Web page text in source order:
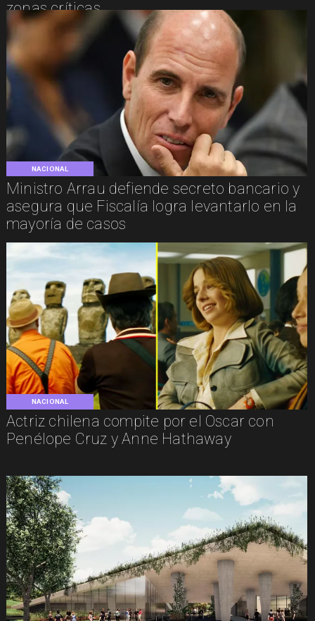
zonas críticas
NACIONAL
Ministro Arrau defiende secreto bancario y
asegura que Fiscalía logra levantarlo en la
mayoría de casos
NACIONAL
Actriz chilena compite por el Oscar con
Penélope Cruz y Anne Hathaway